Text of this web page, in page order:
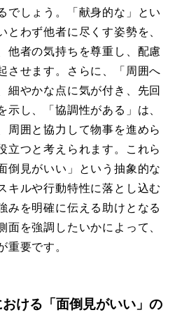
でしょう。「献身的な」とい
とわず他者に尽くす姿勢を、
他者の気持ちを尊重し、配慮
させます。さらに、「周囲へ
細やかな点に気が付き、先回
示し、「協調性がある」は、
周囲と協力して物事を進めら
立つと考えられます。これら
倒見がいい」という抽象的な
キルや行動特性に落とし込む
みを明確に伝える助けとなる
面を強調したいかによって、
重要です。
ける「面倒見がいい」の